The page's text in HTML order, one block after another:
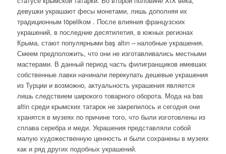
девушки украшают фесы монетами, лишь дополняя их
традиционным töpelikом . После влияния французских
украшений, в последние десятилетия, в южных регионах
Крыма, стают популярными baş altın – налобные украшения.
Смеем предположить, что они не изготавливались местными
мастерами. В данный период часть филигранщиков имевших
собственные лавки начинали перекупать дешевые украшения
из Турции и возможно, актуальность украшения является
лишь следствием широкого товарного оборота. Мода на bas
altin среди крымских татарок не закрепилось и сегодня они
хранятся в музеях по причине того, что были изготовлены из
сплава серебра и меди. Украшения представляли собой
малую художественную ценность и были сохранены в музеях
как и ряд других подобных украшений.